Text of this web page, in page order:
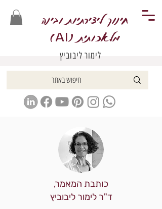
חינוך ליצירתיות ובינה
מלאכותית (AI
)
לימור ליבוביץ
כותבת המאמר,
ד"ר לימור ליבוביץ